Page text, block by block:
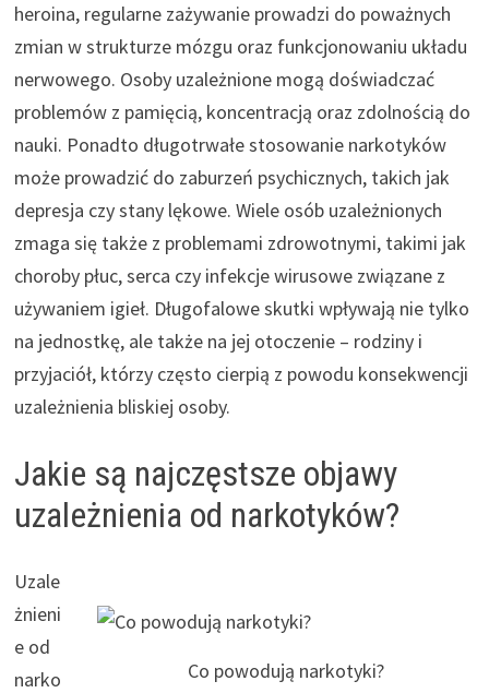
heroina, regularne zażywanie prowadzi do poważnych
zmian w strukturze mózgu oraz funkcjonowaniu układu
nerwowego. Osoby uzależnione mogą doświadczać
problemów z pamięcią, koncentracją oraz zdolnością do
nauki. Ponadto długotrwałe stosowanie narkotyków
może prowadzić do zaburzeń psychicznych, takich jak
depresja czy stany lękowe. Wiele osób uzależnionych
zmaga się także z problemami zdrowotnymi, takimi jak
choroby płuc, serca czy infekcje wirusowe związane z
używaniem igieł. Długofalowe skutki wpływają nie tylko
na jednostkę, ale także na jej otoczenie – rodziny i
przyjaciół, którzy często cierpią z powodu konsekwencji
uzależnienia bliskiej osoby.
Jakie są najczęstsze objawy
uzależnienia od narkotyków?
Co powodują narkotyki?
Uzale
żnieni
e od
narko